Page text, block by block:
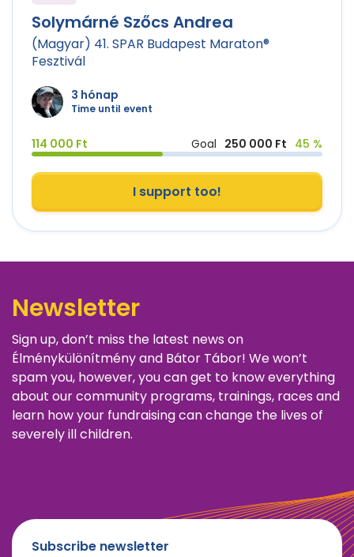
Solymárné Szőcs Andrea
(Magyar) 41. SPAR Budapest Maraton®
Fesztivál
3 hónap
Time until event
114 000 Ft Goal 250 000 Ft 45 %
I support too!
Newsletter
Sign up, don’t miss the latest news on
Élménykülönítmény and Bátor Tábor! We won’t
spam you, however, you can get to know everything
about our community programs, trainings, races and
learn how your fundraising can change the lives of
severely ill children.
Subscribe newsletter